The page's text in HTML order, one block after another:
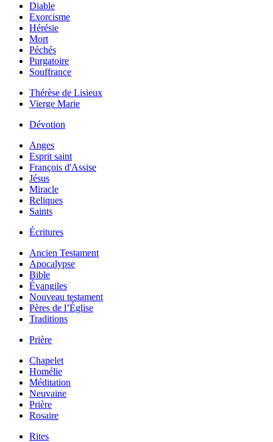
Diable
Exorcisme
Hérésie
Mort
Péchés
Purgatoire
Souffrance
Thérèse de Lisieux
Vierge Marie
Dévotion
Anges
Esprit saint
François d'Assise
Jésus
Miracle
Reliques
Saints
Écritures
Ancien Testament
Apocalypse
Bible
Évangiles
Nouveau testament
Pères de l’Église
Traditions
Prière
Chapelet
Homélie
Méditation
Neuvaine
Prière
Rosaire
Rites